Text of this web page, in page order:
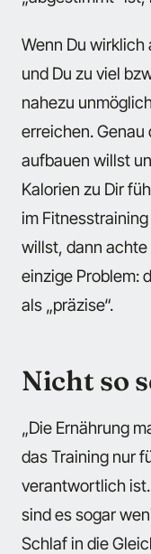
Wenn Du
und Du zu viel
nahezu
erreichen. Genau
aufbauen willst
Kalorien zu Dir
im
willst, dann achte
einzige Problem:
als „präzise“.
Nicht so
„Die Ernährung
das Training nur
verantwortlich
sind es sogar
Schlaf in die